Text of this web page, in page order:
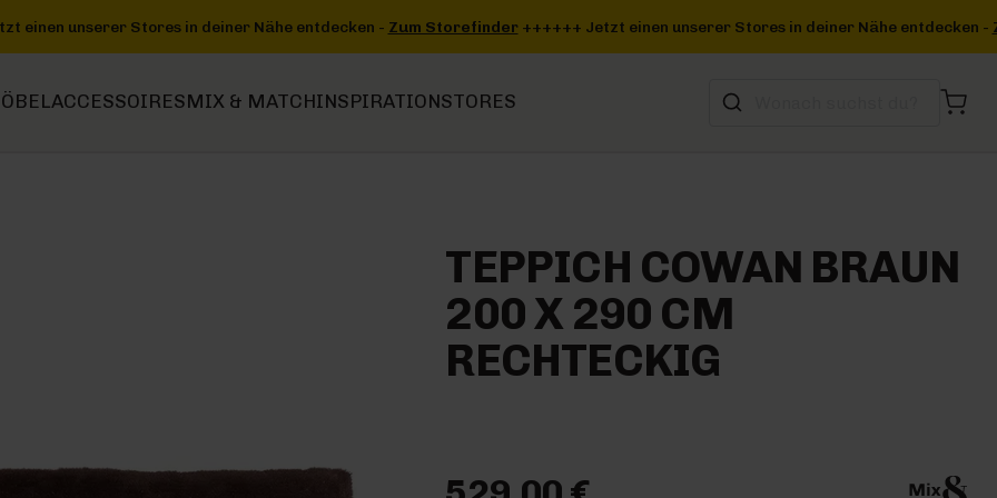
-Zum Storefinder++++++ Jetzt einen unserer Stores in deiner Nähe entdecken -Zum Storefinder+++
ACCESSOIRESMIX & MATCHINSPIRATIONSTORES
TEPPICH COWAN BRAUN
200 X 290 CM
RECHTECKIG